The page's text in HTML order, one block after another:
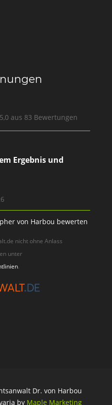
aus 83 Bewertungen
Ergebnis und
von Harbou bewerten
nicht ohne Anlass
unter
.
Dr. von Harbou
by Maple Marketing